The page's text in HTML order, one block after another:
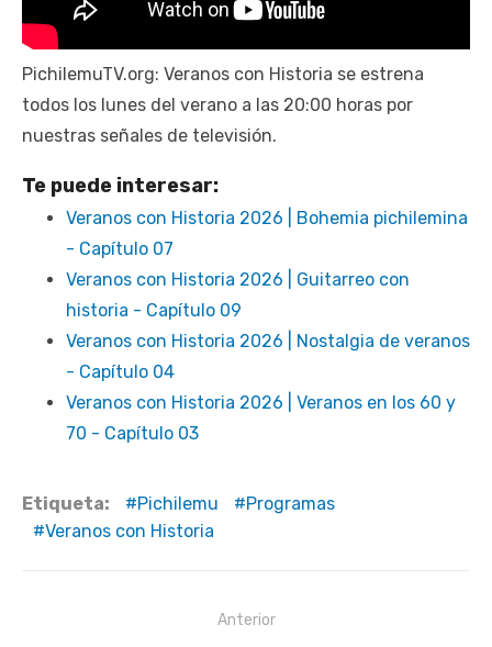
PichilemuTV.org: Veranos con Historia se estrena
todos los lunes del verano a las 20:00 horas por
nuestras señales de televisión.
Te puede interesar:
Veranos con Historia 2026 | Bohemia pichilemina
- Capítulo 07
Veranos con Historia 2026 | Guitarreo con
historia - Capítulo 09
Veranos con Historia 2026 | Nostalgia de veranos
- Capítulo 04
Veranos con Historia 2026 | Veranos en los 60 y
70 - Capítulo 03
Etiqueta: Pichilemu
Programas
Veranos con Historia
Anterior